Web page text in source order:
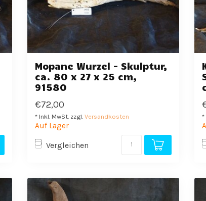
Mopane Wurzel - Skulptur,
ca. 80 x 27 x 25 cm,
91580
€72,00
* Inkl. MwSt. zzgl. Versandkosten
Auf Lager
Vergleichen
*